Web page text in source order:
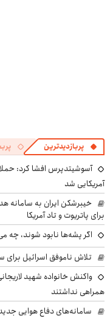
پربازدیدترین
آمریکایی شد
خیبرشکن ایران به
برای پاتریوت و تاد آمریکا
اگر پشه‌ها نابود شوند، چه
تلاش ناموفق اسرائیل برای
واکنش خانواده شهید
همراهی نداشتند
سامانه‌های دفاع هوایی